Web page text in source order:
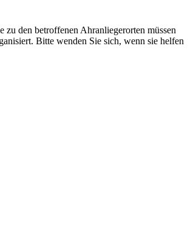
den betroffenen Ahranliegerorten müssen
Bitte wenden Sie sich, wenn sie helfen